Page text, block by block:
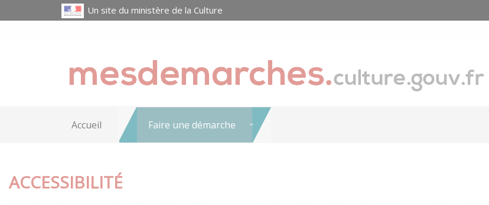
Un site du ministère de la Culture
Accueil Faire une démarche
ACCESSIBILITÉ